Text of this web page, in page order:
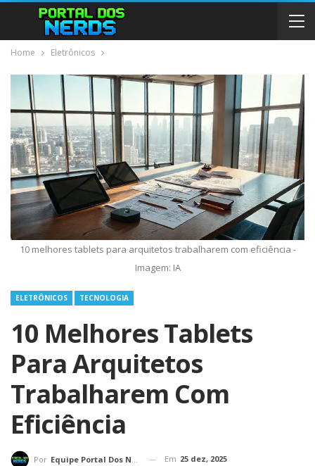
Home Eletrônicos
10 melhores tablets para arquitetos trabalharem com eficiência -
Imagem: IA
ELETRÔNICOS TECNOLOGIA
10 Melhores Tablets
Para Arquitetos
Trabalharem Com
Eficiência
Por Equipe Portal Dos Nerds Em 25 dez, 2025